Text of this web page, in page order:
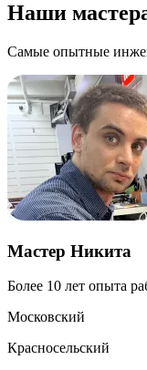
Наши
Самые опытные
Мастер Никита
Более 10 лет опыта
Московский
Красносельский